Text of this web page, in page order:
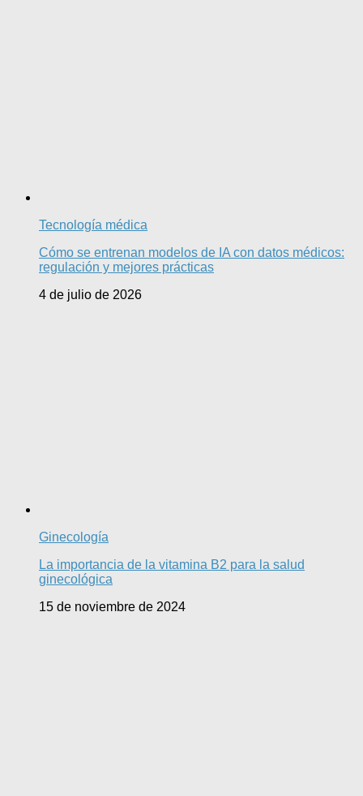
Tecnología médica
Cómo se entrenan modelos de IA con datos médicos:
regulación y mejores prácticas
4 de julio de 2026
Ginecología
La importancia de la vitamina B2 para la salud
ginecológica
15 de noviembre de 2024